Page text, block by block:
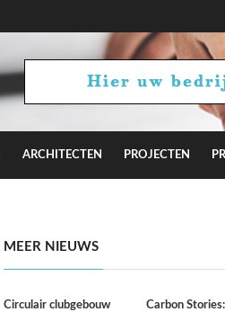
ARCHITECTEN PROJECTEN
MEER NIEUWS
Circulair clubgebouw
Carbon Stories: